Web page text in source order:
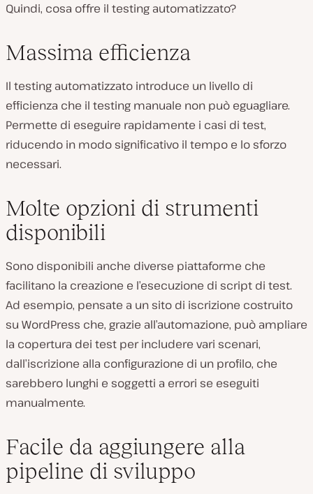
Quindi, cosa offre il testing automatizzato?
Massima efficienza
Il testing automatizzato introduce un livello di
efficienza che il testing manuale non può eguagliare.
Permette di eseguire rapidamente i casi di test,
riducendo in modo significativo il tempo e lo sforzo
necessari.
Molte opzioni di strumenti
disponibili
Sono disponibili anche diverse piattaforme che
facilitano la creazione e l’esecuzione di script di test.
Ad esempio, pensate a un sito di iscrizione costruito
su WordPress che, grazie all’automazione, può ampliare
la copertura dei test per includere vari scenari,
dall’iscrizione alla configurazione di un profilo, che
sarebbero lunghi e soggetti a errori se eseguiti
manualmente.
Facile da aggiungere alla
pipeline di sviluppo